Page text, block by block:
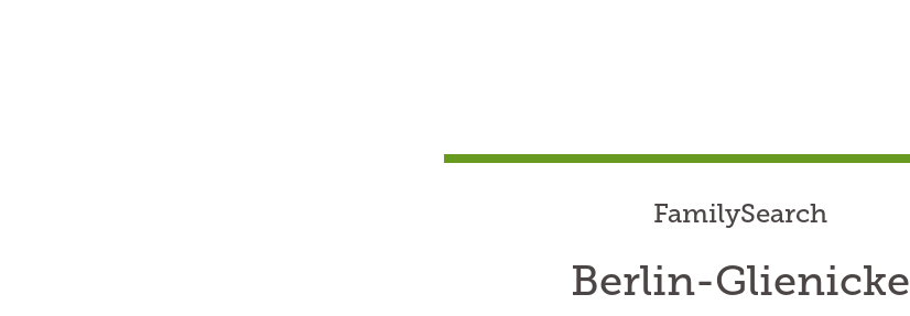
FamilySearch
Berlin-Glienicke